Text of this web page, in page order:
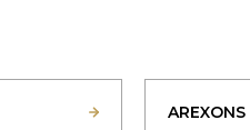
AREXONS